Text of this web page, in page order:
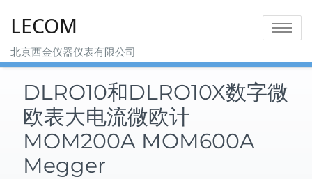
LECOM
北京西金仪器仪表有限公司
Toggle
DLRO10和DLRO10X数字微
欧表大电流微欧计
MOM200A MOM600A
Megger